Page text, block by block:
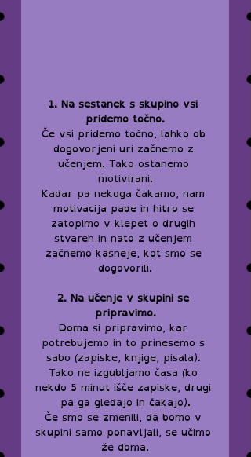
1. Na sestanek s skupino vsi
pridemo točno.
Če vsi pridemo točno, lahko ob
dogovorjeni uri začnemo z
učenjem. Tako ostanemo
motivirani.
Kadar pa nekoga čakamo, nam
motivacija pade in hitro se
zatopimo v klepet o drugih
stvareh in nato z učenjem
začnemo kasneje, kot smo se
dogovorili.
2. Na učenje v skupini se
pripravimo.
Doma si pripravimo, kar
potrebujemo in to prinesemo s
sabo (zapiske, knjige, pisala).
Tako ne izgubljamo časa (ko
nekdo 5 minut išče zapiske, drugi
pa ga gledajo in čakajo).
Če smo se zmenili, da bomo v
skupini samo ponavljali, se učimo
že doma.